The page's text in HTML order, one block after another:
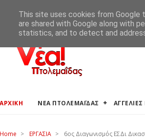
ΑΓΓΕΛΙΕΣ ΠΤΟΛΕΜΑΪΔΑΣ
ΑΡΧΙΚΗ ΝΕΑ ΠΤΟΛΕΜΑΪΔΑΣ
Home > ΕΡΓΑΣΙΑ >
6ος Διαγωνισμός ΕΣΔι
This site uses cookies from Google
are shared with Google along with
statistics, and to detect and